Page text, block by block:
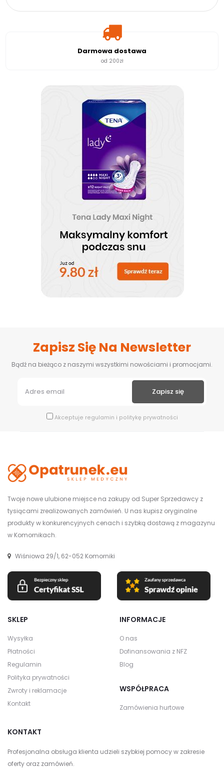
Darmowa dostawa
od 200zł
Zapisz Się Na Newsletter
Bądź na bieżąco z naszymi wszystkimi nowościami i promocjami.
Akceptuje regulamin i politykę prywatności
Twoje nowe ulubione miejsce na zakupy od Super Sprzedawcy z
tysiącami zrealizowanych zamówień. U nas kupisz oryginalne
produkty w konkurencyjnych cenach i szybką dostawą z magazynu
w Komornikach.
Wiśniowa 29/1, 62-052 Komorniki
SKLEP
Wysyłka
Płatności
Regulamin
Polityka prywatności
Zwroty i reklamacje
Kontakt
INFORMACJE
O nas
Dofinansowania z NFZ
Blog
WSPÓŁPRACA
Zamówienia hurtowe
KONTAKT
Profesjonalna obsługa klienta udzieli szybkiej pomocy w zakresie
oferty oraz zamówień.